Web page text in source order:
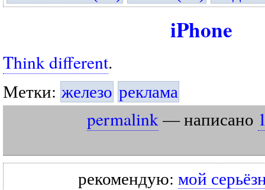
iPhone
Think different.
Метки: железо реклама
permalink — написано
рекомендую: мой